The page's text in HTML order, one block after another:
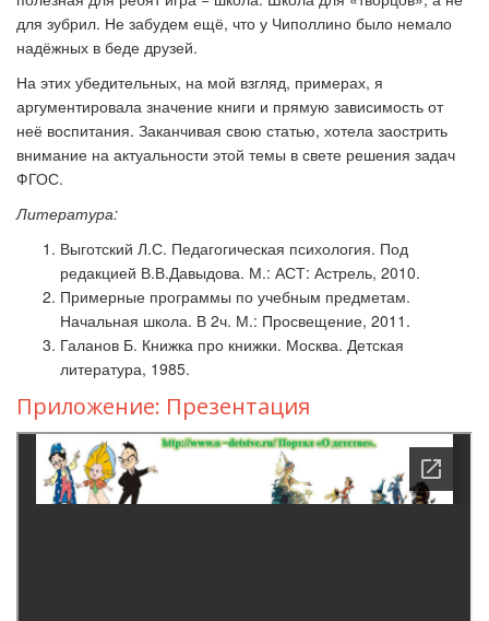
для зубрил. Не забудем ещё, что у Чиполлино было немало
надёжных в беде друзей.
На этих убедительных, на мой взгляд, примерах, я
аргументировала значение книги и прямую зависимость от
неё воспитания. Заканчивая свою статью, хотела заострить
внимание на актуальности этой темы в свете решения задач
ФГОС.
Литература:
Выготский Л.С. Педагогическая психология. Под
редакцией В.В.Давыдова. М.: АСТ: Астрель, 2010.
Примерные программы по учебным предметам.
Начальная школа. В 2ч. М.: Просвещение, 2011.
Галанов Б. Книжка про книжки. Москва. Детская
литература, 1985.
Приложение: Презентация